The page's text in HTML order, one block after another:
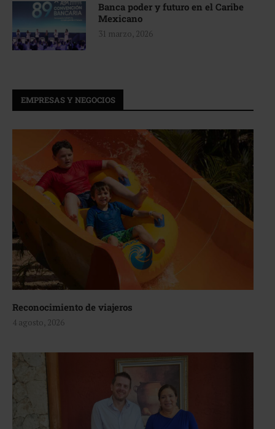
Banca poder y futuro en el Caribe
Mexicano
31 marzo, 2026
EMPRESAS Y NEGOCIOS
Reconocimiento de viajeros
4 agosto, 2026